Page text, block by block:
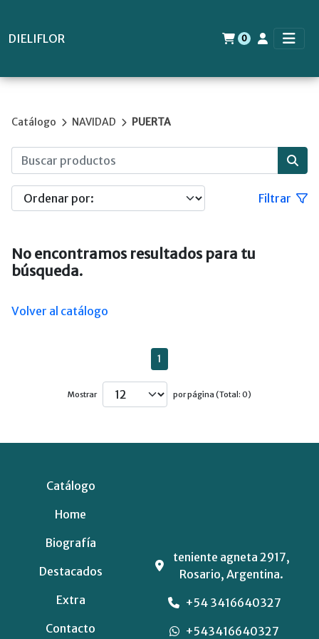
DIELIFLOR 0
Catálogo NAVIDAD PUERTA
Filtrar
No encontramos resultados para tu
búsqueda.
Volver al catálogo
1
Mostrar por página (Total: 0)
Catálogo
Home
Biografía
Destacados
Extra
Contacto
teniente agneta 2917,
Rosario, Argentina.
+54 3416640327
+543416640327